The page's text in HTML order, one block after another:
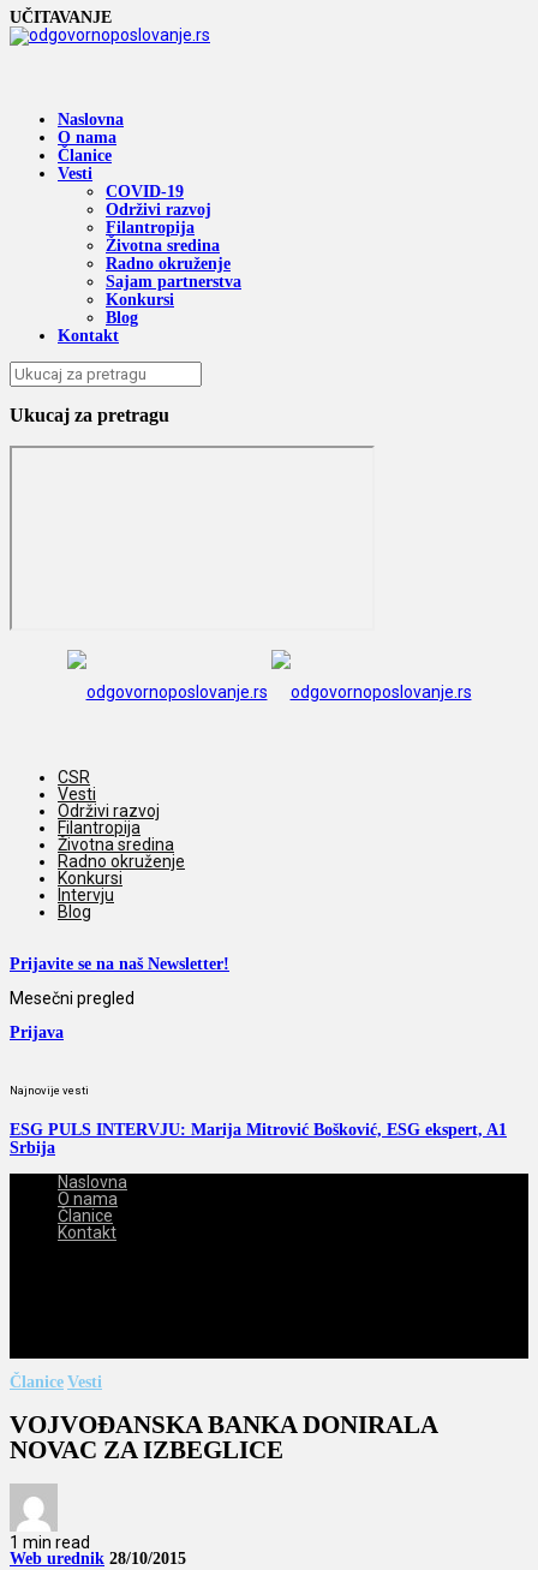
UČITAVANJE
Naslovna
O nama
Članice
Vesti
COVID-19
Održivi razvoj
Filantropija
Životna sredina
Radno okruženje
Sajam partnerstva
Konkursi
Blog
Kontakt
Ukucaj za pretragu
CSR
Vesti
Održivi razvoj
Filantropija
Životna sredina
Radno okruženje
Konkursi
Intervju
Blog
Prijavite se na naš Newsletter!
Mesečni pregled
Prijava
Najnovije vesti
ESG PULS INTERVJU: Marija Mitrović Bošković, ESG ekspert, A1
Srbija
Naslovna
O nama
Članice
Kontakt
Članice Vesti
VOJVOĐANSKA BANKA DONIRALA
NOVAC ZA IZBEGLICE
1 min read
Web urednik 28/10/2015